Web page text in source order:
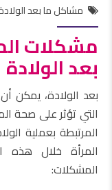
مشاكل ما بعد
مشكلات
بعد الولادة
بعد الولادة، يمكن
التي تؤثر على صحة
المرتبطة بعملية
المرأة خلال
المشكلات: